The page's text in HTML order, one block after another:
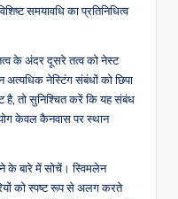
समयावधि का प्रतिनिधित्व
के अंदर दूसरे तत्व को नेस्ट
नेस्टिंग संबंधों को छिपा
है, तो सुनिश्चित करें कि यह संबंध
केवल कैनवास पर स्थान
के बारे में सोचें। स्विमलेन
को स्पष्ट रूप से अलग करते